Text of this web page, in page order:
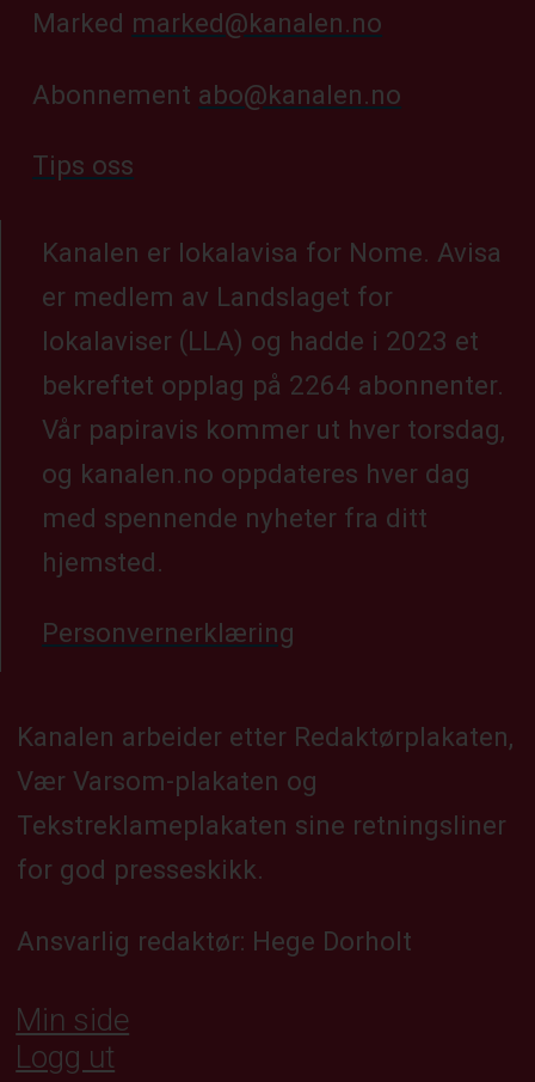
Marked marked@kanalen.no
Abonnement abo@kanalen.no
Tips oss
Kanalen er lokalavisa for Nome. Avisa
er medlem av Landslaget for
lokalaviser (LLA) og hadde i 2023 et
bekreftet opplag på 2264 abonnenter.
Vår papiravis kommer ut hver torsdag,
og kanalen.no oppdateres hver dag
med spennende nyheter fra ditt
hjemsted.
Personvernerklæring
Kanalen arbeider etter Redaktørplakaten,
Vær Varsom-plakaten og
Tekstreklameplakaten sine retningsliner
for god presseskikk.
Ansvarlig redaktør: Hege Dorholt
Min side
Logg ut